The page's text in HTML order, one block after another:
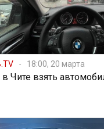
18:00, 20 марта
в Чите взять